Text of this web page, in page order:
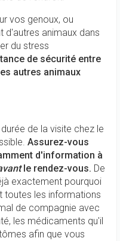
vos genoux, ou
d'autres animaux dans
du stress
de sécurité entre
autres animaux
de la visite chez le
Assurez-vous
d'information à
le rendez-vous. De
exactement pourquoi
toutes les informations
de compagnie avec
les médicaments qu'il
afin que vous